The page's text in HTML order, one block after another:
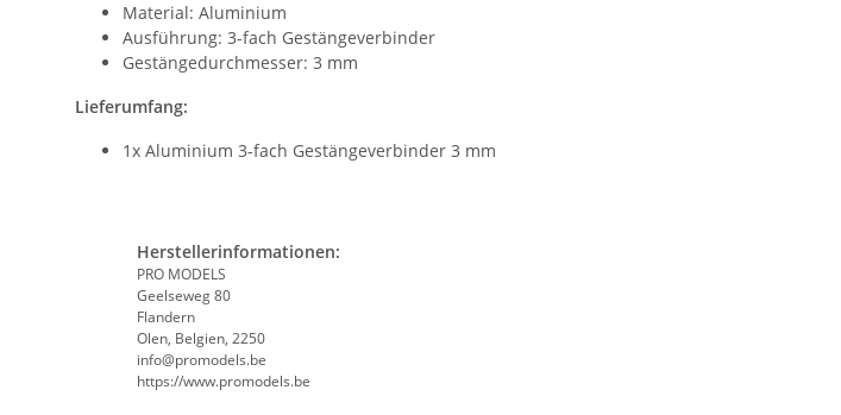
Material: Aluminium
Ausführung: 3-fach Gestängeverbinder
Gestängedurchmesser: 3 mm
Lieferumfang:
1x Aluminium 3-fach Gestängeverbinder 3 mm
Herstellerinformationen:
PRO MODELS
Geelseweg 80
Flandern
Olen, Belgien, 2250
info@promodels.be
https://www.promodels.be